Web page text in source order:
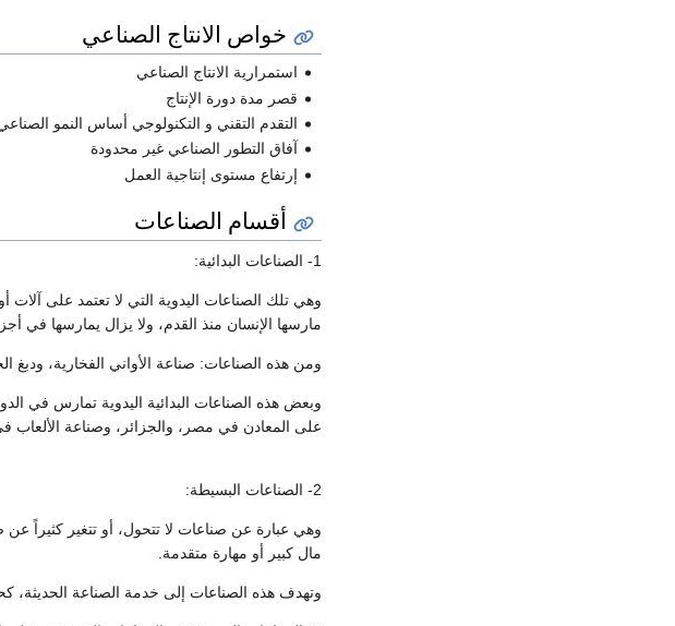
خواص الانتاج الصناعي
استمرارية الانتاج الصناعي
قصر مدة دورة الإنتاج
التقدم التقني و التكنولوجي أساس النمو
آفاق التطور الصناعي غير محدودة
إرتفاع مستوى إنتاجية العمل
أقسام الصناعات
1- الصناعات البدائية:
وهي تلك الصناعات اليدوية التي لا تعتمد على آلات
مارسها الإنسان منذ القدم، ولا يزال يمارسها في
ومن هذه الصناعات: صناعة الأواني الفخارية، ودبغ
وبعض هذه الصناعات البدائية اليدوية تمارس في
على المعادن في مصر، والجزائر، وصناعة الألعاب في
2- الصناعات البسيطة:
وهي عبارة عن صناعات لا تتحول، أو تتغير كثيراً عن
مال كبير أو مهارة متقدمة.
وتهدف هذه الصناعات إلى خدمة الصناعة الحديثة،